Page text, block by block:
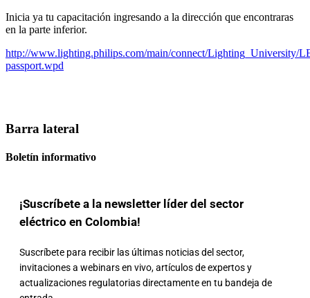
Inicia ya tu capacitación ingresando a la dirección que encontraras
en la parte inferior.
http://www.lighting.philips.com/main/connect/Lighting_University/
passport.wpd
Barra lateral
Boletín informativo
¡Suscríbete a la newsletter líder del sector
eléctrico en Colombia!
Suscríbete para recibir las últimas noticias del sector,
invitaciones a webinars en vivo, artículos de expertos y
actualizaciones regulatorias directamente en tu bandeja de